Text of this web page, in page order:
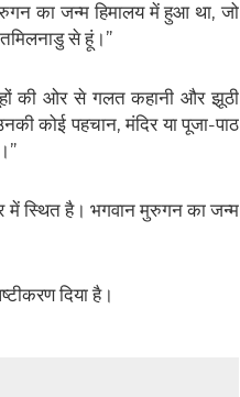
का जन्म हिमालय में हुआ था, जो
से हूं।”
की ओर से गलत कहानी और झूठी
कोई पहचान, मंदिर या पूजा-पाठ
में स्थित है। भगवान मुरुगन का जन्म
दिया है।